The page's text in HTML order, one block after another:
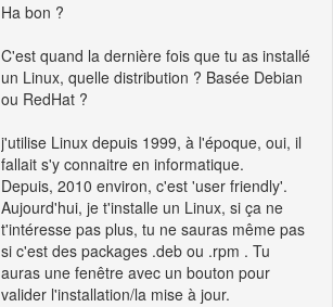
Ha bon ?
C'est quand la dernière fois que tu as installé
un Linux, quelle distribution ? Basée Debian
ou RedHat ?
j'utilise Linux depuis 1999, à l'époque, oui, il
fallait s'y connaitre en informatique.
Depuis, 2010 environ, c'est 'user friendly'.
Aujourd'hui, je t'installe un Linux, si ça ne
t'intéresse pas plus, tu ne sauras même pas
si c'est des packages .deb ou .rpm . Tu
auras une fenêtre avec un bouton pour
valider l'installation/la mise à jour.